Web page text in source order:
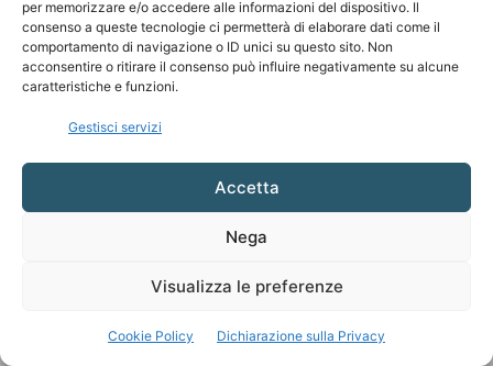
per memorizzare e/o accedere alle informazioni del dispositivo. Il
consenso a queste tecnologie ci permetterà di elaborare dati come il
comportamento di navigazione o ID unici su questo sito. Non
acconsentire o ritirare il consenso può influire negativamente su alcune
caratteristiche e funzioni.
Gestisci servizi
Accetta
Nega
Visualizza le preferenze
Cookie Policy Dichiarazione sulla Privacy